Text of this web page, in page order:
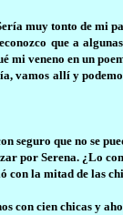
muy tonto de mi
que a
mi veneno en un
vamos allí y
seguro que no se
por Serena. ¿Lo
con la mitad de las
con cien chicas y